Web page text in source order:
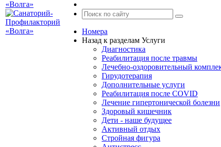
Номера
Назад к разделам Услуги
Диагностика
Реабилитация после травмы
Лечебно-оздоровительный
Гирудотерапия
Дополнительные услуги
Реабилитация после COVID
Лечение гипертонической болезни
Здоровый кишечник
Дети - наше будущее
Активный отдых
Стройная фигура